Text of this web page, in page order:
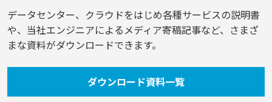
データセンター、クラウドをはじめ各種サービスの説明書
や、当社エンジニアによるメディア寄稿記事など、さまざ
まな資料がダウンロードできます。
ダウンロード資料一覧